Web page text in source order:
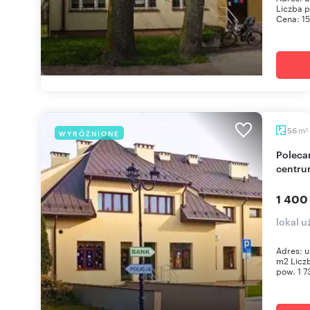
Liczba
Cena:
WYRÓŻNIONE 56 m2
Polecam funkcjonalny lokal usługowy 56 m² w
1 400
lokal
Adres:
m2
pow. 1